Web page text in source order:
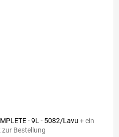
- 9L - 5082/Lavu + ein
zur Bestellung